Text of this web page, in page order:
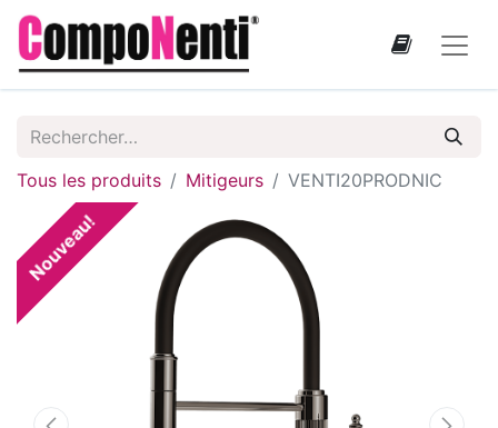
Tous les produits Mitigeurs VENTI20PRODNIC
Nouveau!